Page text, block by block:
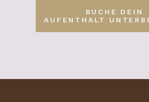
BUCHE DEIN
AUFENTHALT